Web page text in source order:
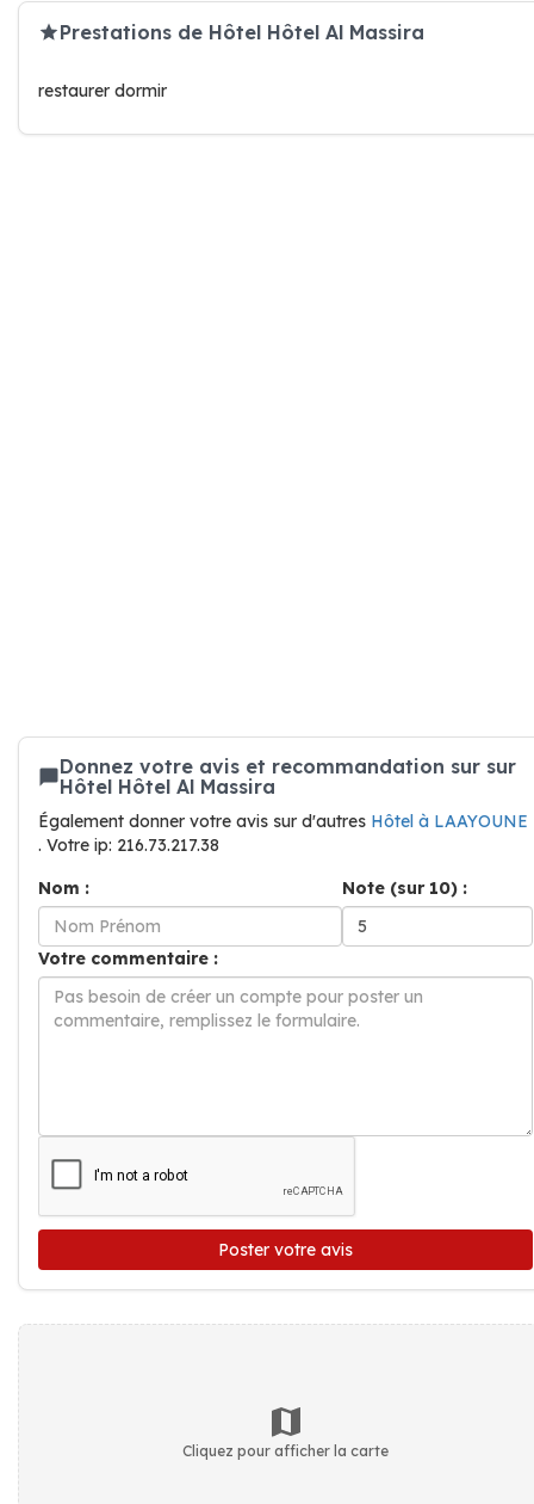
Prestations de Hôtel Hôtel Al Massira
restaurer dormir
Donnez votre avis et recommandation sur sur
Hôtel Hôtel Al Massira
Également donner votre avis sur d'autres Hôtel à LAAYOUNE
. Votre ip: 216.73.217.38
Nom :
Note (sur 10) :
Votre commentaire :
Poster votre avis
Cliquez pour afficher la carte